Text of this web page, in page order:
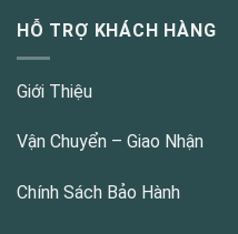
HỖ TRỢ KHÁCH HÀNG
Giới Thiệu
Vận Chuyển – Giao Nhận
Chính Sách Bảo Hành